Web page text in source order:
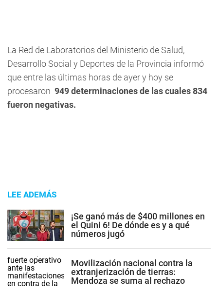
La Red de Laboratorios del Ministerio de Salud,
Desarrollo Social y Deportes de la Provincia informó
que entre las últimas horas de ayer y hoy se
procesaron 949 determinaciones de las cuales834
fueron negativas.
LEE ADEMÁS
¡Se ganó más de $400 millones en
el Quini 6! De dónde es y a qué
números jugó
Movilización nacional contra la
extranjerización de tierras:
Mendoza se suma al rechazo